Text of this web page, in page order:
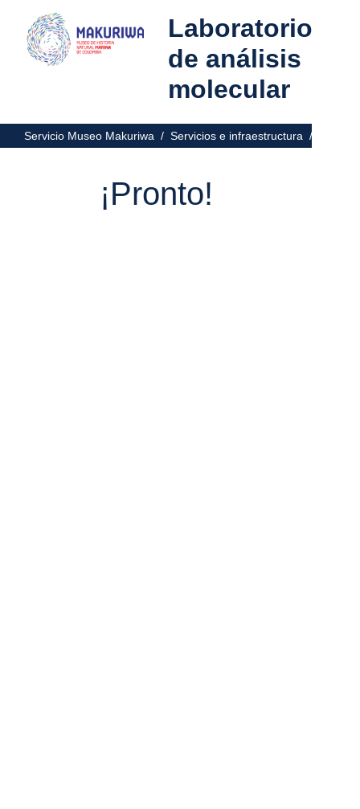
Laboratorio
de análisis
molecular
Servicio Museo Makuriwa / Servicios e infraestructura /
¡Pronto!